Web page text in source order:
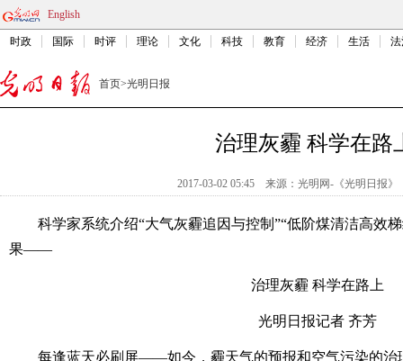
English
时政 国际 时评 理论 文化 科技 教育 经济 生活
首页>光明日报
治理灰霾 科学在路
2017-03-02 05:45 来源： 光明网-《光明日报》
科学家系统介绍“大气灰霾追因与控制”“低阶煤清洁高效梯
果——
治理灰霾 科学在路上
光明日报记者 齐芳
每逢蓝天必刷屏——如今，霾天气的预报和空气污染的治